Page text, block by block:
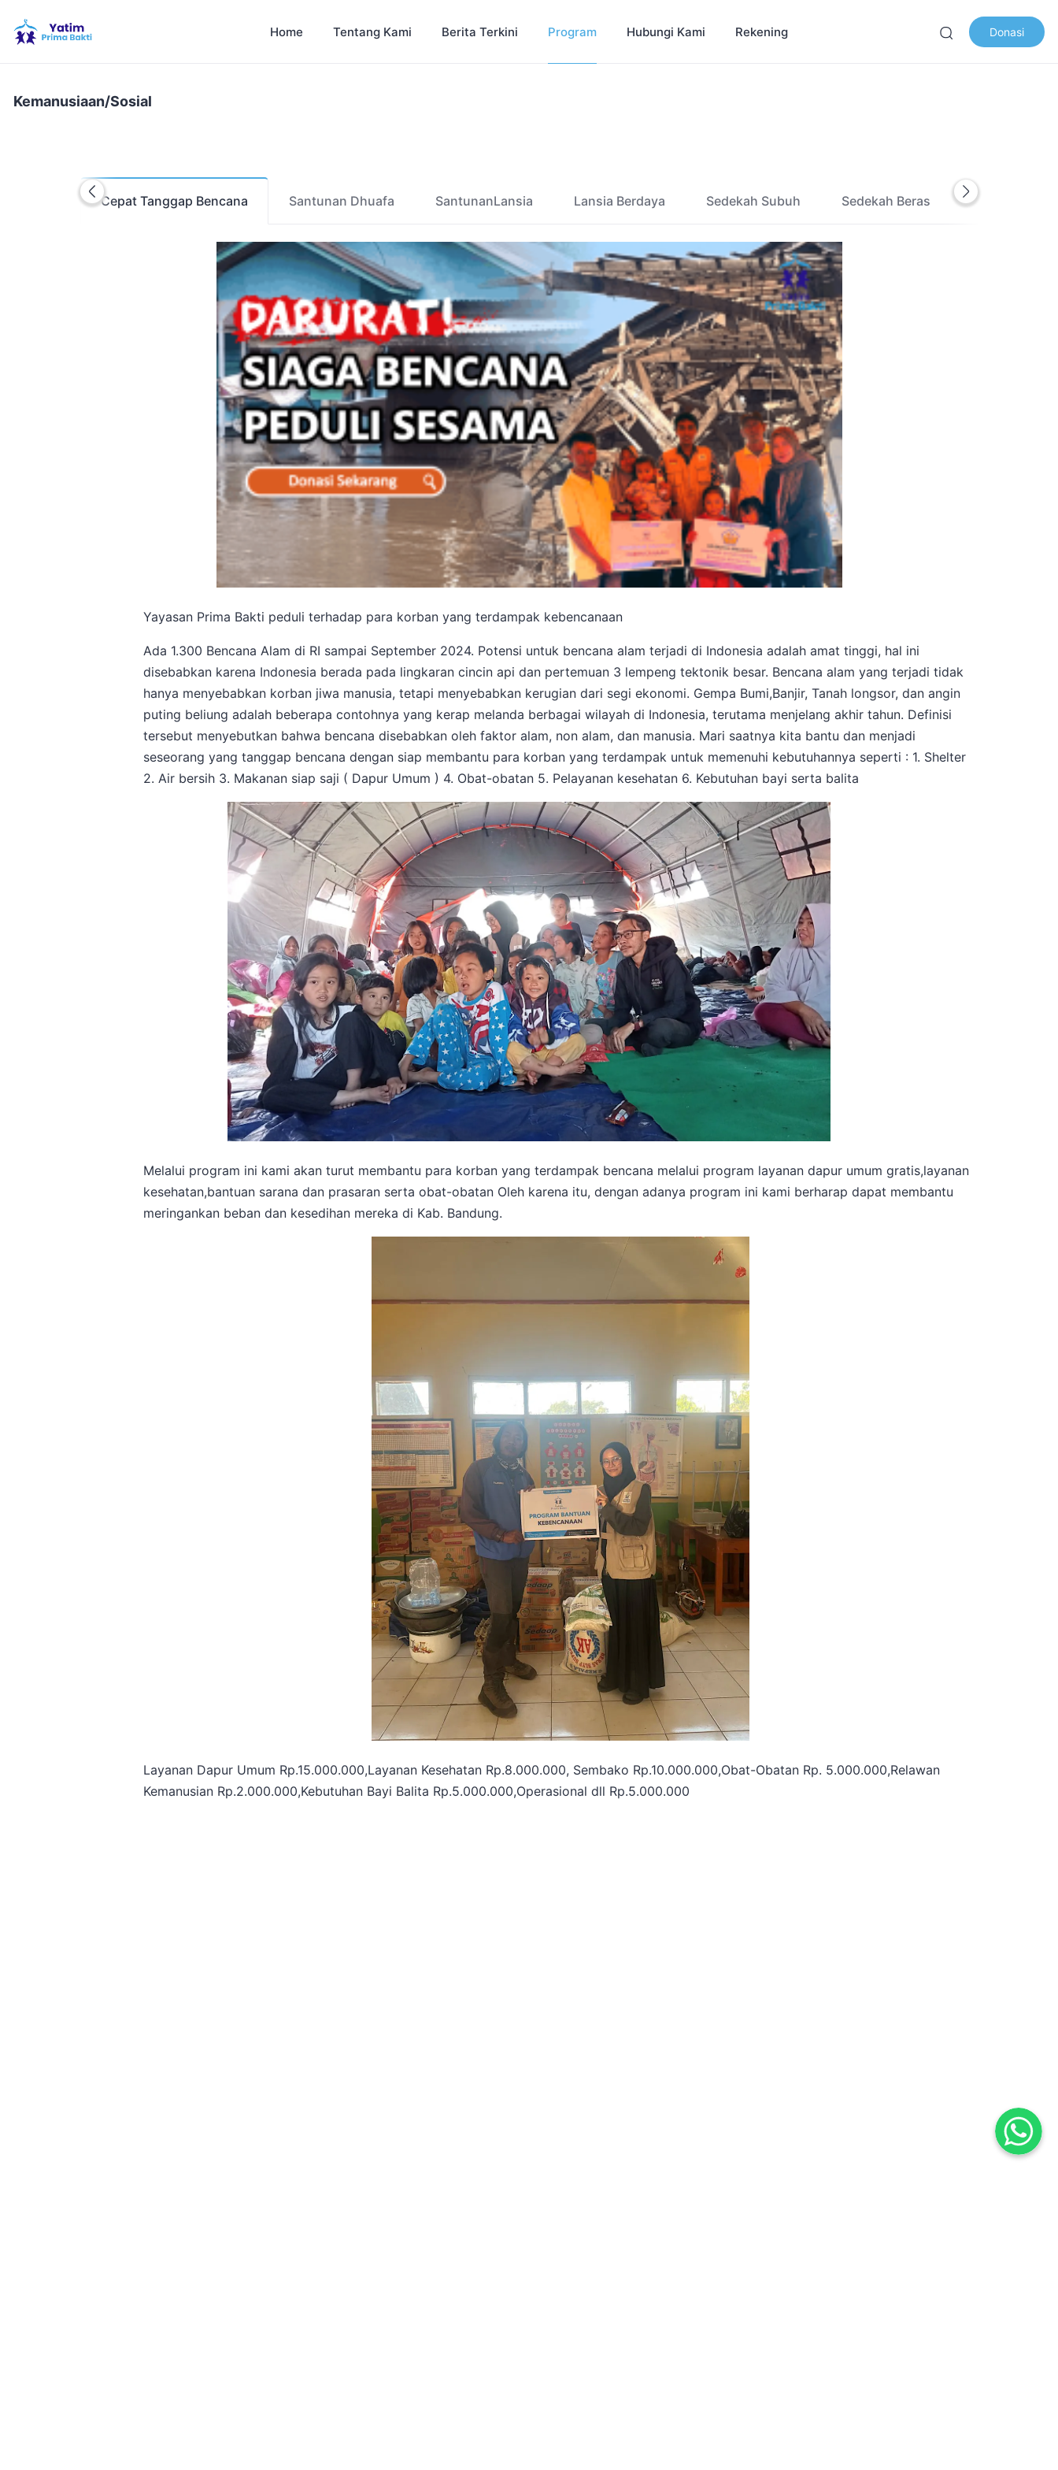
Donasi
Home Tentang Kami Berita Terkini Program Hubungi Kami Rekening
Kemanusiaan/Sosial
Cepat Tanggap Bencana Santunan Dhuafa SantunanLansia Lansia Berdaya Sedekah Subuh Sedekah Beras
Yayasan Prima Bakti peduli terhadap para korban yang terdampak kebencanaan
Ada 1.300 Bencana Alam di RI sampai September 2024. Potensi untuk bencana alam terjadi di Indonesia adalah amat tinggi, hal ini
disebabkan karena Indonesia berada pada lingkaran cincin api dan pertemuan 3 lempeng tektonik besar. Bencana alam yang terjadi tidak
hanya menyebabkan korban jiwa manusia, tetapi menyebabkan kerugian dari segi ekonomi. Gempa Bumi,Banjir, Tanah longsor, dan angin
puting beliung adalah beberapa contohnya yang kerap melanda berbagai wilayah di Indonesia, terutama menjelang akhir tahun. Definisi
tersebut menyebutkan bahwa bencana disebabkan oleh faktor alam, non alam, dan manusia. Mari saatnya kita bantu dan menjadi
seseorang yang tanggap bencana dengan siap membantu para korban yang terdampak untuk memenuhi kebutuhannya seperti : 1. Shelter
2. Air bersih 3. Makanan siap saji ( Dapur Umum ) 4. Obat-obatan 5. Pelayanan kesehatan 6. Kebutuhan bayi serta balita
Melalui program ini kami akan turut membantu para korban yang terdampak bencana melalui program layanan dapur umum gratis,layanan
kesehatan,bantuan sarana dan prasaran serta obat-obatan Oleh karena itu, dengan adanya program ini kami berharap dapat membantu
meringankan beban dan kesedihan mereka di Kab. Bandung.
Layanan Dapur Umum Rp.15.000.000,Layanan Kesehatan Rp.8.000.000, Sembako Rp.10.000.000,Obat-Obatan Rp. 5.000.000,Relawan
Kemanusian Rp.2.000.000,Kebutuhan Bayi Balita Rp.5.000.000,Operasional dll Rp.5.000.000